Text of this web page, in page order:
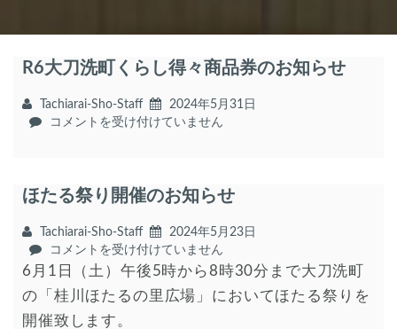
R6大刀洗町くらし得々商品券のお知らせ
Tachiarai-Sho-Staff
2024年5月31日
R6
町
ら
し
得々
商
品
券
コメントを受け付けていません
ほたる祭り開催のお知らせ
Tachiarai-Sho-Staff
2024年5月23日
ほ
た
祭
り
コメントを受け付けていません
6月1日（土）午後5時から8時30分まで大刀洗町
の「桂川ほたるの里広場」においてほたる祭りを
開催致します。